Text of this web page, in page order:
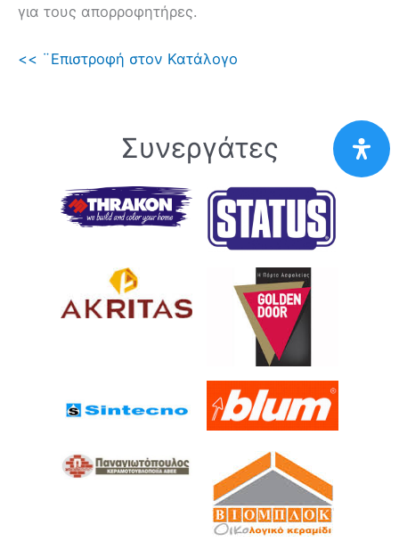
για τους απορροφητήρες.
<< ¨Επιστροφή στον Κατάλογο
Συνεργάτες